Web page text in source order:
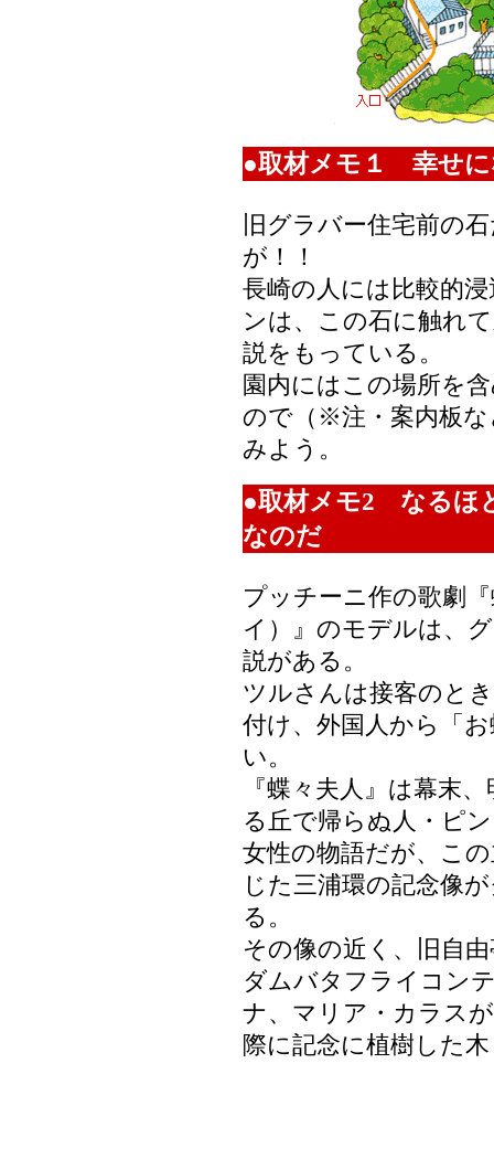
●取材メモ１ 幸せに
旧グラバー住宅前の
が！！
長崎の人には比較的
ンは、この石に触れ
説をもっている。
園内にはこの場所を
ので（※注・案内板
みよう。
●取材メモ2 なるほ
なのだ
プッチーニ作の歌劇
イ）』のモデルは、
説がある。
ツルさんは接客のと
付け、外国人から「
い。
『蝶々夫人』は幕末
る丘で帰らぬ人・ピ
女性の物語だが、こ
じた三浦環の記念像
る。
その像の近く、旧自
ダムバタフライコン
ナ、マリア・カラス
際に記念に植樹した